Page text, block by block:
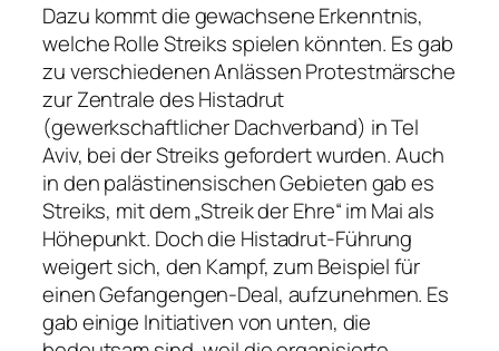
Dazu kommt die gewachsene Erkenntnis,
welche Rolle Streiks spielen könnten. Es gab
zu verschiedenen Anlässen Protestmärsche
zur Zentrale des Histadrut
(gewerkschaftlicher Dachverband) in Tel
Aviv, bei der Streiks gefordert wurden. Auch
in den palästinensischen Gebieten gab es
Streiks, mit dem „Streik der Ehre“ im Mai als
Höhepunkt. Doch die Histadrut-Führung
weigert sich, den Kampf, zum Beispiel für
einen Gefangengen-Deal, aufzunehmen. Es
gab einige Initiativen von unten, die